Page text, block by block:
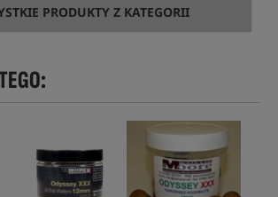
PRODUKTY Z KATEGORII